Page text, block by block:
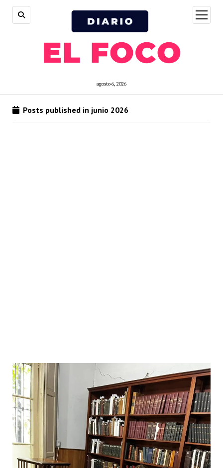
agosto 6, 2026
open
menu
Posts published in junio 2026